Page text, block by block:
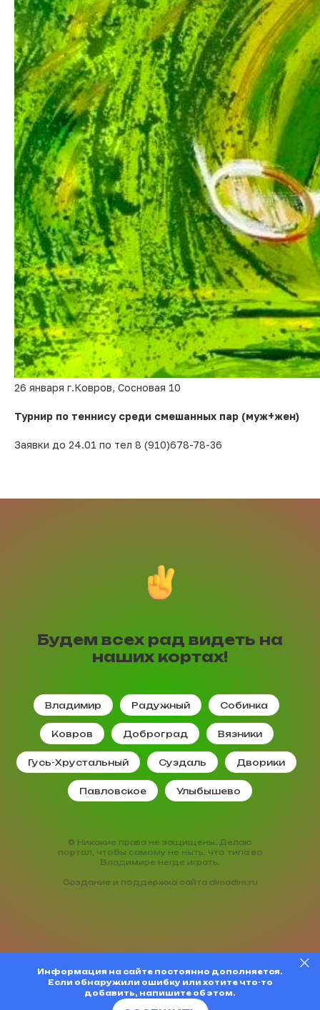
26 января г.Ковров, Сосновая 10
Турнир по теннису среди смешанных пар (муж+жен)
Заявки до 24.01 по тел 8 (910)678-78-36
Будем всех рад видеть на
наших кортах!
Владимир Радужный Собинка
Ковров Доброград Вязники
Гусь-Хрустальный Суздаль Дворики
Павловское Улыбышево
© Никакие права не защищены. Делаю
портал, чтобы самому не ныть, что типа во
Владимире негде играть.
Создание и поддержка сайта dimadim.ru
Информация на сайте постоянно дополняется.
Если обнаружили ошибку или хотите что-то
добавить, напишите об этом.